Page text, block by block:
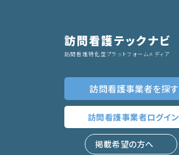
訪問看護テックナビ
訪問看護特化型プラットフォームメディア
訪問看護事業者を探す
訪問看護事業者ログイン
掲載希望の方へ